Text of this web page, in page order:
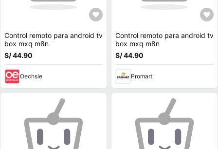
Control remoto para android tv
box mxq m8n
S/ 44.90
Oechsle
Control remoto para android tv
box mxq m8n
S/ 44.90
Promart